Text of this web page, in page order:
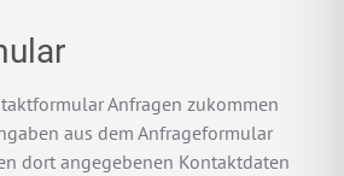
Anfragen zukommen
aus dem Anfrageformular
dort angegebenen Kontaktdaten